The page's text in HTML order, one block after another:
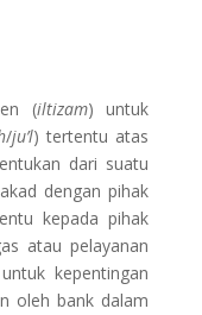
(iltizam) untuk
/ju’l) tertentu atas
dari suatu
dengan pihak
kepada pihak
atau pelayanan
kepentingan
oleh bank dalam